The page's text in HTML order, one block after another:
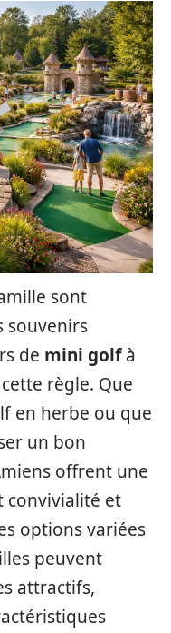
sont
souvenirs
de mini golfà
règle. Que
en herbe ou que
un bon
offrent une
convivialité et
options variées
peuvent
attractifs,